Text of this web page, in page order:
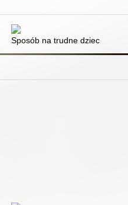
się w edukacji osób z autyzmem
(DBT) : praktyczne ćwiczenia
Sposób na trudne dziecko :